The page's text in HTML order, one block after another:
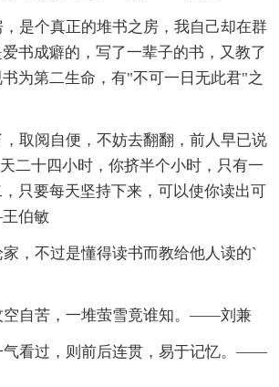
，是个真正的堆书之房，我自己却在群
书成癖的，写了一辈子的书，又教了
为第二生命，有"不可一日无此君"之
，取阅自便，不妨去翻翻，前人早已说
二十四小时，你挤半个小时，只有一
只要每天坚持下来，可以使你读出可
伯敏
，不过是懂得读书而教给他人读的`
空自苦，一堆萤雪竟谁知。——刘兼
气看过，则前后连贯，易于记忆。——